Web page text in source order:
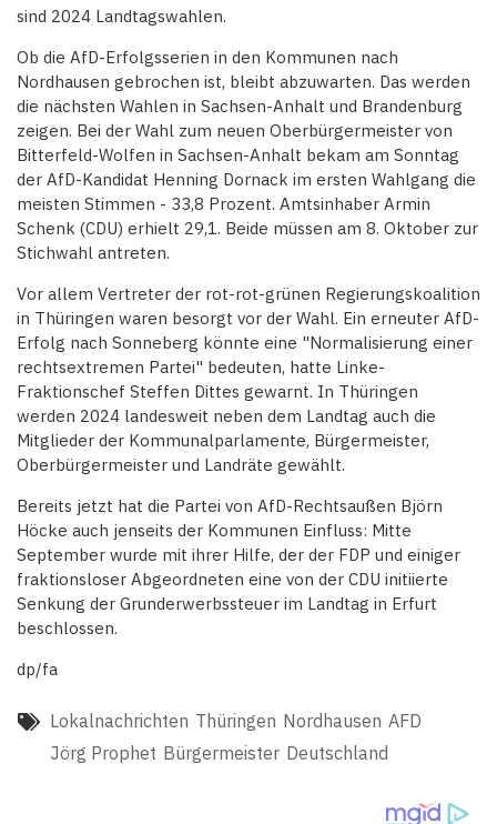
sind 2024 Landtagswahlen.
Ob die AfD-Erfolgsserien in den Kommunen nach
Nordhausen gebrochen ist, bleibt abzuwarten. Das werden
die nächsten Wahlen in Sachsen-Anhalt und Brandenburg
zeigen. Bei der Wahl zum neuen Oberbürgermeister von
Bitterfeld-Wolfen in Sachsen-Anhalt bekam am Sonntag
der AfD-Kandidat Henning Dornack im ersten Wahlgang die
meisten Stimmen - 33,8 Prozent. Amtsinhaber Armin
Schenk (CDU) erhielt 29,1. Beide müssen am 8. Oktober zur
Stichwahl antreten.
Vor allem Vertreter der rot-rot-grünen Regierungskoalition
in Thüringen waren besorgt vor der Wahl. Ein erneuter AfD-
Erfolg nach Sonneberg könnte eine "Normalisierung einer
rechtsextremen Partei" bedeuten, hatte Linke-
Fraktionschef Steffen Dittes gewarnt. In Thüringen
werden 2024 landesweit neben dem Landtag auch die
Mitglieder der Kommunalparlamente, Bürgermeister,
Oberbürgermeister und Landräte gewählt.
Bereits jetzt hat die Partei von AfD-Rechtsaußen Björn
Höcke auch jenseits der Kommunen Einfluss: Mitte
September wurde mit ihrer Hilfe, der der FDP und einiger
fraktionsloser Abgeordneten eine von der CDU initiierte
Senkung der Grunderwerbssteuer im Landtag in Erfurt
beschlossen.
dp/fa
Lokalnachrichten Thüringen Nordhausen AFD
Jörg Prophet Bürgermeister Deutschland